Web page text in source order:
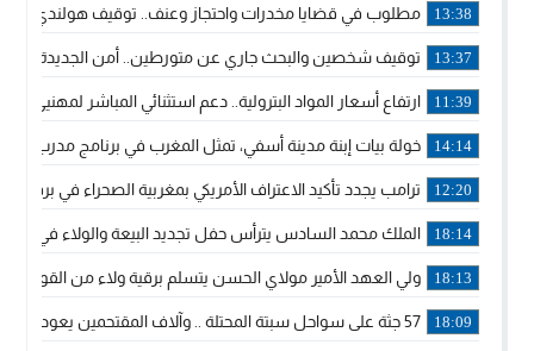
13:38 مطلوب في قضايا مخدرات واحتجاز وعنف.. توقيف هولندي
13:37 توقيف شخصين والبحث جاري عن متورطين.. أمن الجديدة يفك
11:39 ارتفاع أسعار المواد البترولية.. دعم استثنائي المباشر لمهنيي
14:14 خولة بيات إبنة مدينة أسفي، تمثل المغرب في برنامج مدرب
12:20 ترامب يجدد تأكيد الاعتراف الأمريكي بمغربية الصحراء في برقية
18:14 الملك محمد السادس يترأس حفل تجديد البيعة والولاء في
18:13 ولي العهد الأمير مولاي الحسن يتسلم برقية ولاء من القوات
18:09 57 جثة على سواحل سبتة المحتلة .. وآلاف المقتحمين يعودون إلى المغرب